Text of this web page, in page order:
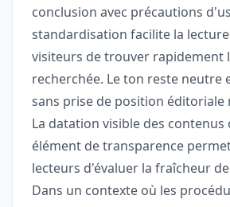
conclusion avec précautions
standardisation facilite la
visiteurs de trouver
recherchée. Le ton reste neutre
sans prise de position éditoriale
La datation visible des
élément de transparence
lecteurs d'évaluer la fraîcheur
Dans un contexte où les